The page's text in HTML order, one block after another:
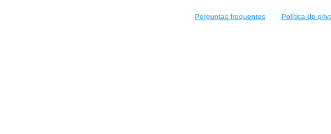
Perguntas frequentes Política de